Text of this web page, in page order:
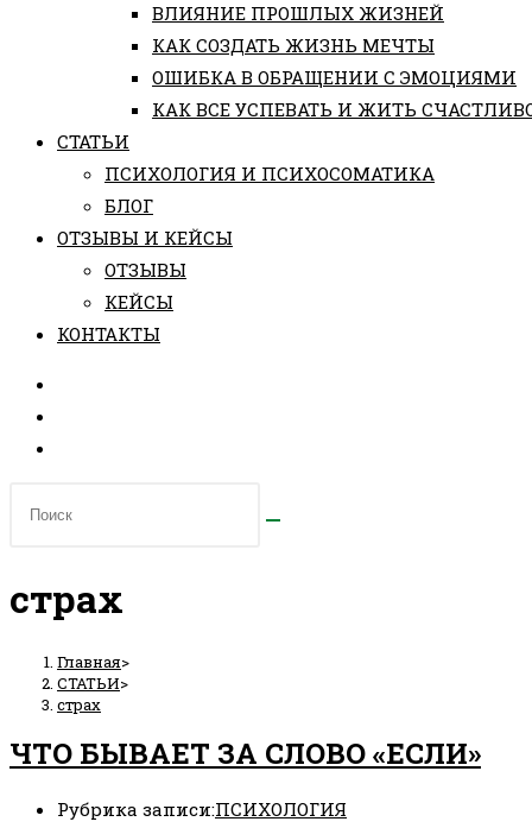
ВЛИЯНИЕ ПРОШЛЫХ ЖИЗНЕЙ
КАК СОЗДАТЬ ЖИЗНЬ МЕЧТЫ
ОШИБКА В ОБРАЩЕНИИ С ЭМОЦИЯМИ
КАК ВСЕ УСПЕВАТЬ И ЖИТЬ
СТАТЬИ
ПCИХОЛОГИЯ И ПСИХОСОМАТИКА
БЛОГ
ОТЗЫВЫ И КЕЙСЫ
ОТЗЫВЫ
КЕЙСЫ
КОНТАКТЫ
страх
Главная>
СТАТЬИ>
страх
ЧТО БЫВАЕТ ЗА СЛОВО «ЕСЛИ»
Рубрика записи:ПСИХОЛОГИЯ